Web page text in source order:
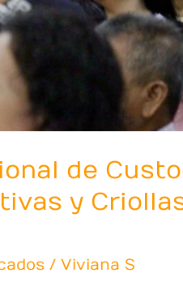
de
y
/Viviana S